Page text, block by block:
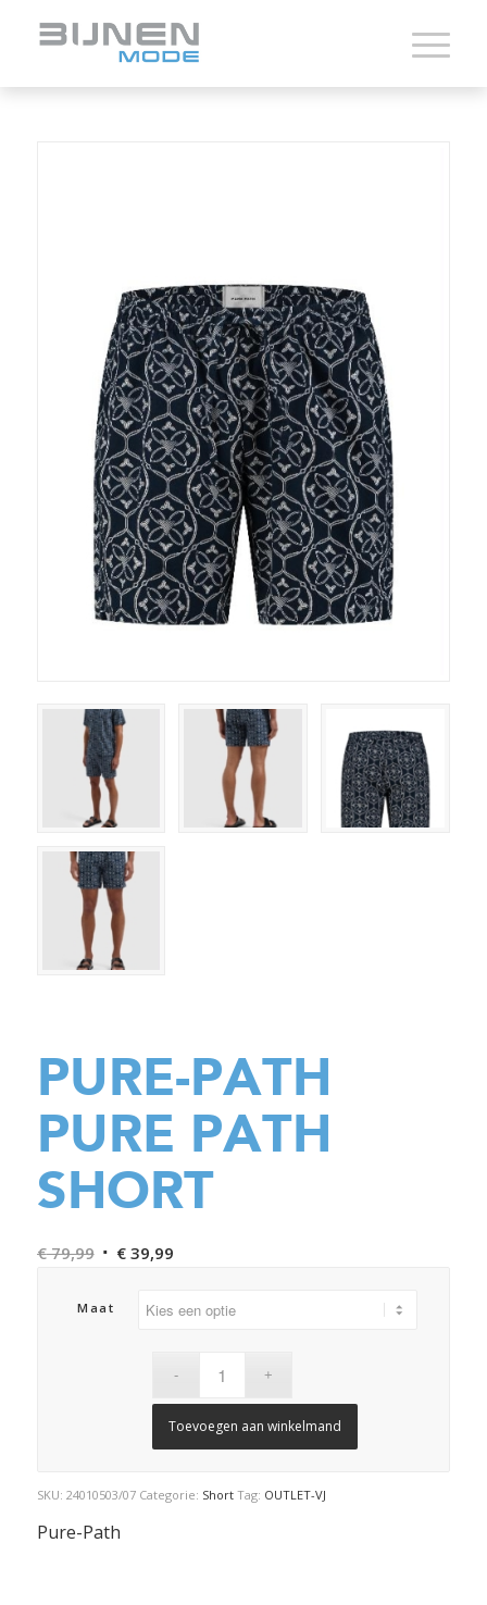
PURE-PATH
PURE PATH
SHORT
€79,99 Oorspronkelijke
was:
€39,99Huidige
Maat
Toevoegen aan winkelmand
SKU: 24010503/07 Categorie: Short Tag: OUTLET-VJ
Pure-Path